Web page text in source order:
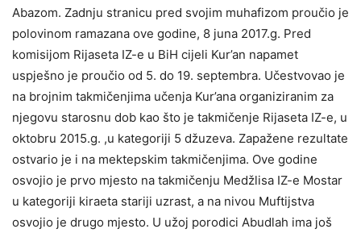
Abazom. Zadnju stranicu pred svojim muhafizom proučio je
polovinom ramazana ove godine, 8 juna 2017.g. Pred
komisijom Rijaseta IZ-e u BiH cijeli Kur’an napamet
uspješno je proučio od 5. do 19. septembra. Učestvovao je
na brojnim takmičenjima učenja Kur’ana organiziranim za
njegovu starosnu dob kao što je takmičenje Rijaseta IZ-e, u
oktobru 2015.g. ,u kategoriji 5 džuzeva. Zapažene rezultate
ostvario je i na mektepskim takmičenjima. Ove godine
osvojio je prvo mjesto na takmičenju Medžlisa IZ-e Mostar
u kategoriji kiraeta stariji uzrast, a na nivou Muftijstva
osvojio je drugo mjesto. U užoj porodici Abudlah ima još